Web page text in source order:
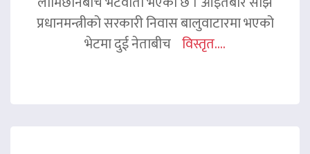
प्रधानमन्त्रीको सरकारी निवास बालुवाटारमा भएको
भेटमा दुई नेताबीच विस्तृत....